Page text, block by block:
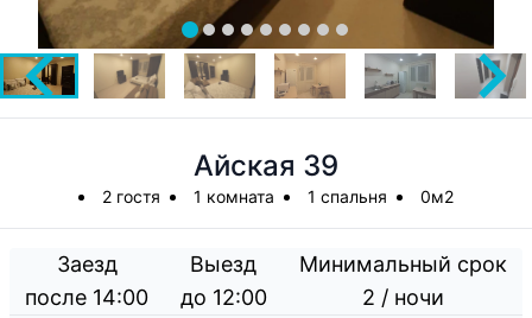
Айская 39
2 гостя 1 комната 1 спальня 0м2
Заезд
после 14:00
Выезд
до 12:00
Минимальный срок
2 / ночи